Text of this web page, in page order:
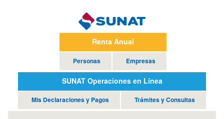
Renta Anual
Personas Empresas
SUNAT Operaciones en Línea
Mis Declaraciones y Pagos Trámites y Consultas